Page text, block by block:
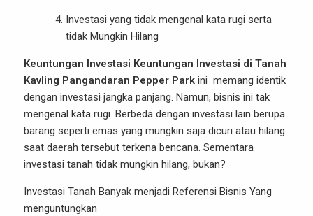
Investasi yang tidak mengenal kata rugi serta
tidak Mungkin Hilang
Keuntungan Investasi Keuntungan Investasi di Tanah
Kavling Pangandaran Pepper Park ini memang identik
dengan investasi jangka panjang. Namun, bisnis ini tak
mengenal kata rugi. Berbeda dengan investasi lain berupa
barang seperti emas yang mungkin saja dicuri atau hilang
saat daerah tersebut terkena bencana. Sementara
investasi tanah tidak mungkin hilang, bukan?
Investasi Tanah Banyak menjadi Referensi Bisnis Yang
menguntungkan